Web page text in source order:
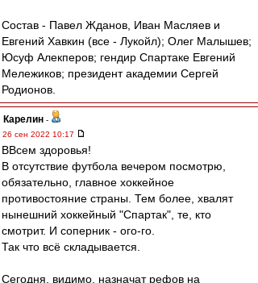
Состав - Павел Жданов, Иван Масляев и
Евгений Хавкин (все - Лукойл); Олег Малышев;
Юсуф Алекперов; гендир Спартаке Евгений
Мележиков; президент академии Сергей
Родионов.
Карелин -
26 сен 2022 10:17
ВВсем здоровья!
В отсутствие футбола вечером посмотрю,
обязательно, главное хоккейное
противостояние страны. Тем более, хвалят
нынешний хоккейный "Спартак", те, кто
смотрит. И соперник - ого-го.
Так что всё складывается.
Сегодня, видимо, назначат рефов на